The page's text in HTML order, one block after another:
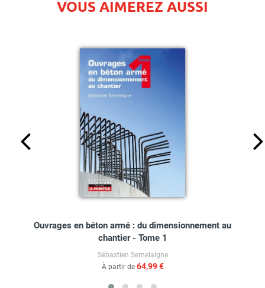
VOUS AIMEREZ AUSSI
Ouvrages en béton armé : du dimensionnement au
chantier - Tome 1
Sébastien Semelaigne
À partir de 64,99 €